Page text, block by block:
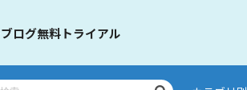
ブログ無料トライアル